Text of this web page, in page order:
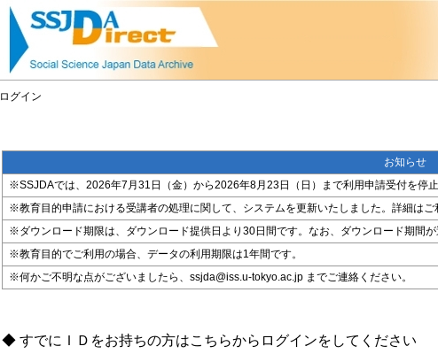
ログイン
お知らせ
※SSJDAでは、2026年7月31日（金）から2026年8月23日（日）まで利用申請受付を停
※教育目的申請における受講者の処理に関して、システムを更新いたしました。詳細はご
※ダウンロード期限は、ダウンロード提供日より30日間です。なお、ダウンロード期間
※教育目的でご利用の場合、データの利用期限は1年間です。
※何かご不明な点がございましたら、ssjda@iss.u-tokyo.ac.jp までご連絡ください。
◆ すでにＩＤをお持ちの方はこちらからログインをしてください